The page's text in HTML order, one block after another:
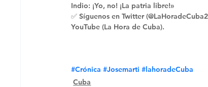
Indio: ¡Yo, no! ¡La patria libre!»
✅ Síguenos en Twitter
YouTube (La Hora de Cuba).
#Crónica #Josemarti #lahoradeCuba
Cuba